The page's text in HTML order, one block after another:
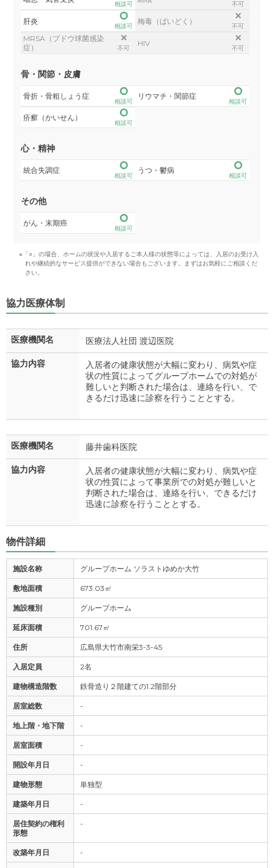
相談可 不可
肝炎
相談可
梅毒（ばいどく）
不可
MRSA（ブドウ球菌感染
症）
不可
HIV
不可
骨・関節・皮膚
骨折・骨粗しょう症
相談可
リウマチ・関節症
相談可
疥癬（かいせん）
相談可
心・精神
統合失調症
相談可
うつ・鬱病
相談可
その他
がん・末期癌
相談可
※「○」の場合、ホームの状況や入居するご本人様の状態等によっては、入居のお受け入
れや継続的なサービス提供ができない場合もございます。まずはお気軽にご相談くだ
さい。
協力医療体制
医療機関名 医療法人社団 渡辺医院
協力内容
入居者の健康状態が大幅に変わり、病気や症
状の性質によってグループホームでの対処が
難しいと判断された場合は、連絡を行い、で
きるだけ迅速に診察を行うこととする。
医療機関名 藤井歯科医院
協力内容
入居者の健康状態が大幅に変わり、病気や症
状の性質によって事業所での対処が難しいと
判断された場合は、連絡を行い、できるだけ
迅速に診察を行うこととする。
物件詳細
施設名称 グループホーム ソラストゆめか大竹
敷地面積 673.03㎡
施設種別 グループホーム
延床面積 701.67㎡
住所 広島県大竹市南栄3-3-45
入居定員 2名
建物構造階数 鉄骨造り２階建ての1.2階部分
居室総数 -
地上階・地下階 -
居室面積 -
開設年月日 -
建物形態 単独型
建築年月日 -
居住契約の権利
形態
-
改築年月日 -